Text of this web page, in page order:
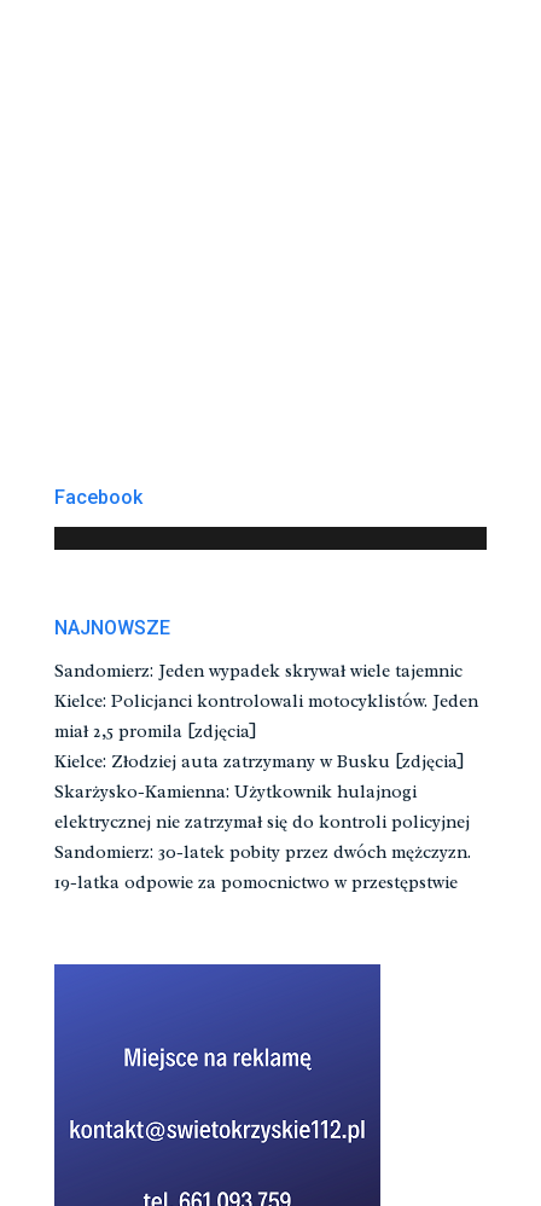
Facebook
NAJNOWSZE
Sandomierz: Jeden wypadek skrywał wiele tajemnic
Kielce: Policjanci kontrolowali motocyklistów. Jeden
miał 2,5 promila [zdjęcia]
Kielce: Złodziej auta zatrzymany w Busku [zdjęcia]
Skarżysko-Kamienna: Użytkownik hulajnogi
elektrycznej nie zatrzymał się do kontroli policyjnej
Sandomierz: 30-latek pobity przez dwóch mężczyzn.
19-latka odpowie za pomocnictwo w przestępstwie